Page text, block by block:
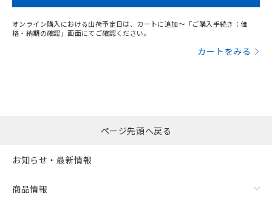
オンライン購入における出荷予定日は、カートに追加～「ご購入手続き：価
格・納期の確認」画面にてご確認ください。
カートをみる
ページ先頭へ戻る
お知らせ・最新情報
商品情報